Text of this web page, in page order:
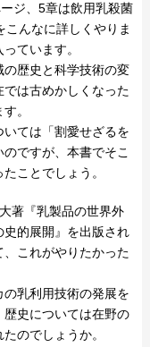
ジ、5章は飲用乳殺菌
んなに詳しくやりま
ています。
歴史と科学技術の変
は古めかしくなった
。
ては「割愛せざるを
ですが、本書でそこ
ことでしょう。
著『乳製品の世界外
的展開』を出版され
これがやりたかった
乳利用技術の発展を
史については在野の
のでしょうか。